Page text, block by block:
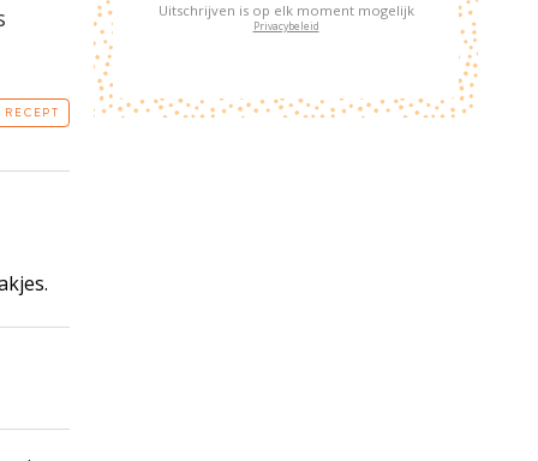
Uitschrijven is op elk moment mogelijk
Privacybeleid